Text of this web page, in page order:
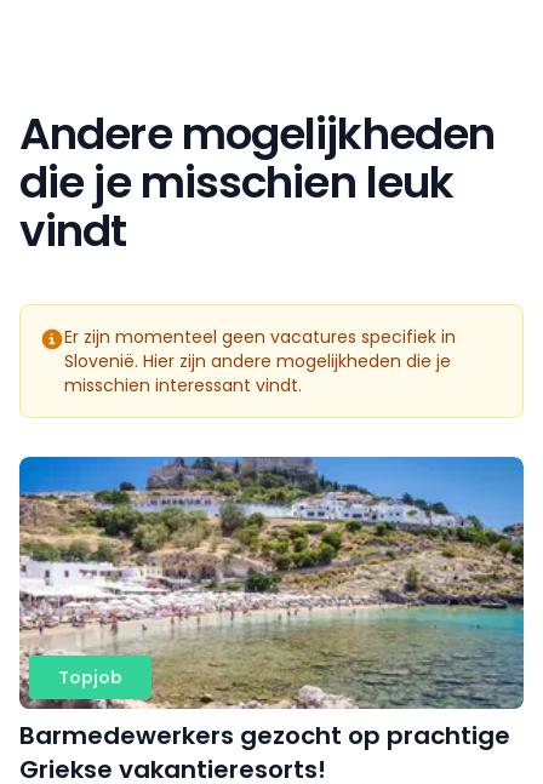
Andere mogelijkheden
die je misschien leuk
vindt
Er zijn momenteel geen vacatures specifiek in
Slovenië. Hier zijn andere mogelijkheden die je
misschien interessant vindt.
Topjob
Barmedewerkers gezocht op prachtige
Griekse vakantieresorts!